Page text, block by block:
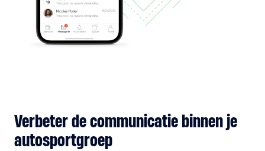
Verbeter de communicatie binnen je
autosportgroep